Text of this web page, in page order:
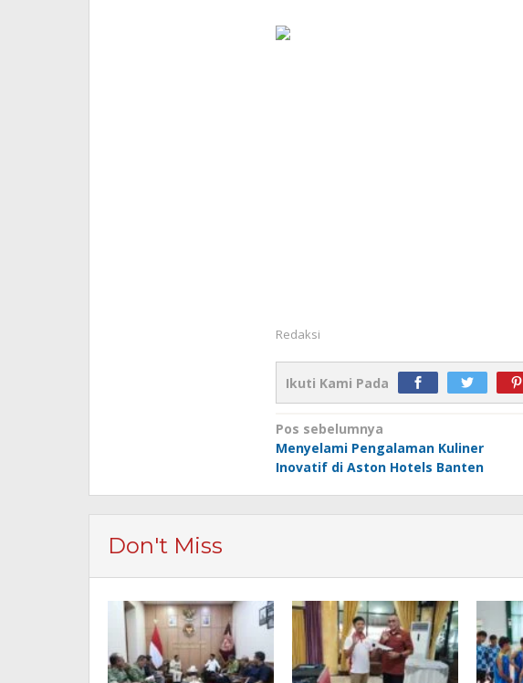
Redaksi
Ikuti Kami Pada
Navigasi
pos
Pos sebelumnya
Menyelami Pengalaman Kuliner
Inovatif di Aston Hotels Banten
Don't Miss